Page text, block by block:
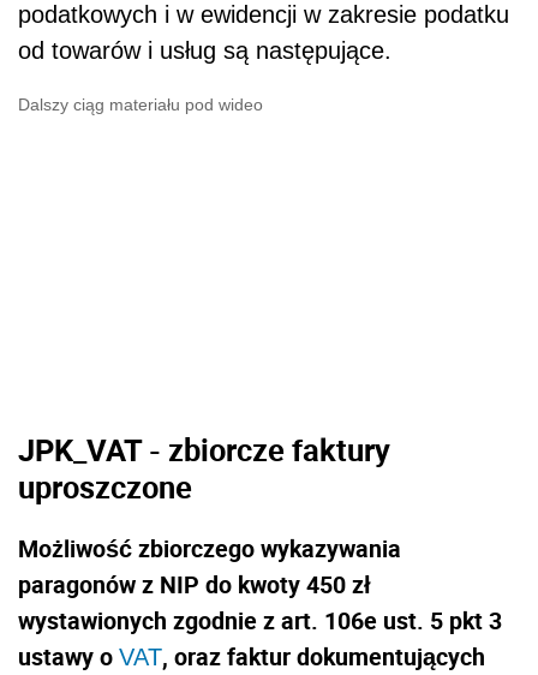
podatkowych i w ewidencji w zakresie podatku
od towarów i usług są następujące.
Dalszy ciąg materiału pod wideo
JPK_VAT - zbiorcze faktury
uproszczone
Możliwość zbiorczego wykazywania
paragonów z NIP do kwoty 450 zł
wystawionych zgodnie z art. 106e ust. 5 pkt 3
ustawy o VAT, oraz faktur dokumentujących